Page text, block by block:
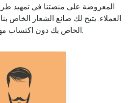
المعروضة على منصتنا في تمهيد
العملاء. يتيح لك صانع الشعار الخاص
الخاص بك دون اكتساب مهارات التصميم.